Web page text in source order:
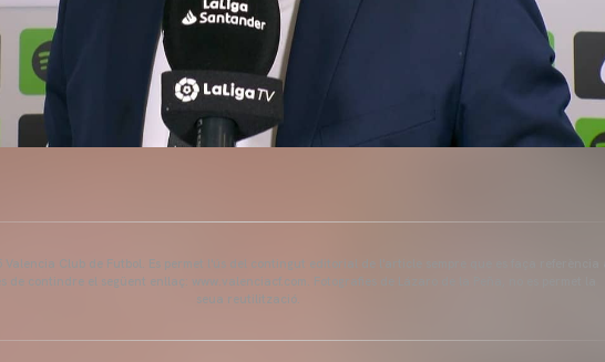
Valencia Club de Futbol. Es permet l'ús del contingut editorial de l'article sempre que es faça referència a
de contindre el següent enllaç: www.valenciacf.com. Fotografies de Lázaro de la Peña, no es permet la
seua reutilització.